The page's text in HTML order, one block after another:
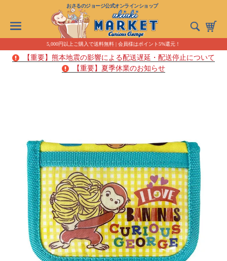
おさるのジョージ公式オンラインショップ
5,000円以上ご購入で送料無料 | 会員様はポイント5%還元！
【重要】熊本地震の影響による配送遅延・配送停止について
【重要】夏季休業のお知らせ